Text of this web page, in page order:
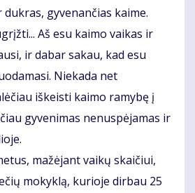
gyvenančias kaime.
Aš esu kaimo vaikas ir
ir dabar sakau, kad esu
Niekada net
iškeisti kaimo ramybę į
gyvenimas nenuspėjamas ir
mažėjant vaikų skaičiui,
mokyklą, kurioje dirbau 25